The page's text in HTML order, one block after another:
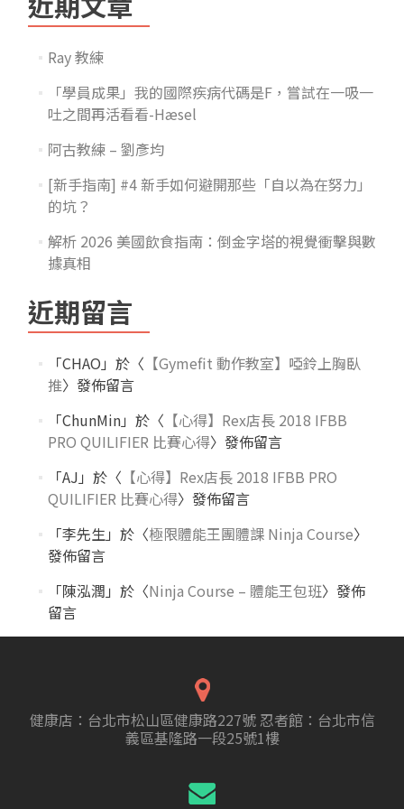
Ray 教練
「學員成果」我的國際疾病代碼是F，嘗試在一吸一
吐之間再活看看-Hæsel
阿古教練 – 劉彥均
[新手指南] #4 新手如何避開那些「自以為在努力」
的坑？
解析 2026 美國飲食指南：倒金字塔的視覺衝擊與數
據真相
近期留言
「CHAO 」於〈 【Gymefit 動作教室】啞鈴上胸臥
推〉發佈留言
「ChunMin」於〈 【心得】Rex店長 2018 IFBB
PRO QUILIFIER 比賽心得〉發佈留言
「AJ 」於〈 【心得】Rex店長 2018 IFBB PRO
QUILIFIER 比賽心得〉發佈留言
「李先生」於〈極限體能王團體課 Ninja Course〉
發佈留言
「陳泓潤 」於〈Ninja Course – 體能王包班〉發佈
留言
健康店：台北市松山區健康路227號 忍者館：台北市信
義區基隆路一段25號1樓